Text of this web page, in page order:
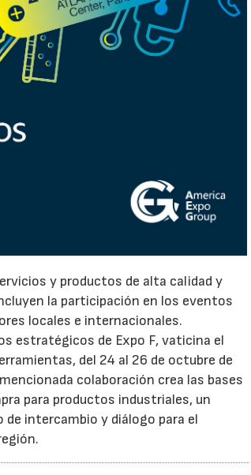
y productos de alta calidad y
la participación en los eventos
locales e internacionales.
estratégicos de Expo F, vaticina el
del 24 al 26 de octubre de
colaboración crea las bases
para productos industriales, un
de intercambio y diálogo para el